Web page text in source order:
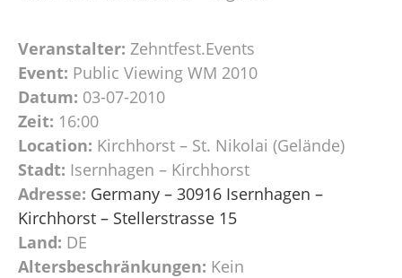
Veranstalter: Zehntfest.Events
Event: Public Viewing WM 2010
Datum: 03-07-2010
Zeit: 16:00
Location: Kirchhorst – St. Nikolai (Gelände)
Stadt: Isernhagen – Kirchhorst
Adresse: Germany – 30916 Isernhagen –
Kirchhorst – Stellerstrasse 15
Land: DE
Altersbeschränkungen: Kein